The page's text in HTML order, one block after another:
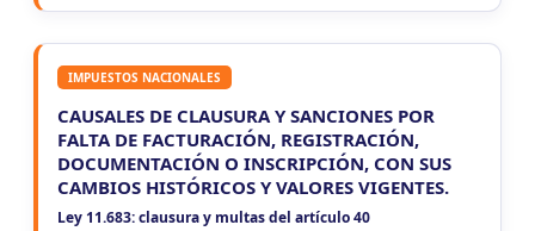
IMPUESTOS NACIONALES
CAUSALES DE CLAUSURA Y SANCIONES POR
FALTA DE FACTURACIÓN, REGISTRACIÓN,
DOCUMENTACIÓN O INSCRIPCIÓN, CON SUS
CAMBIOS HISTÓRICOS Y VALORES VIGENTES.
Ley 11.683: clausura y multas del artículo 40